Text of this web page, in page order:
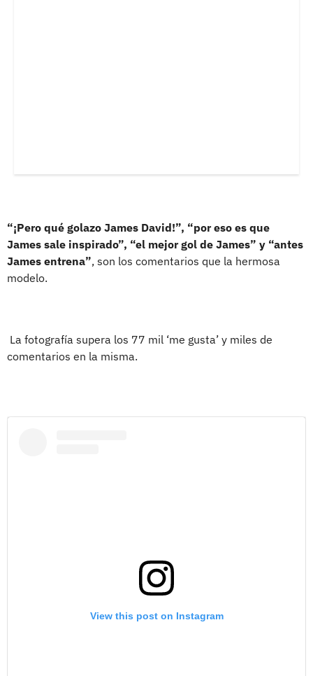
“¡Pero qué golazo James David!”, “por eso es que
James sale inspirado”, “el mejor gol de James” y “antes
James entrena”, son los comentarios que la hermosa
modelo.
La fotografía supera los 77 mil ‘me gusta’ y miles de
comentarios en la misma.
View this post on Instagram